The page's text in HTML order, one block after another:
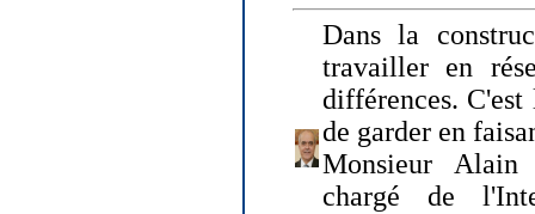
Dans la
travailler en
différences.
de garder en
Monsieur Alain
chargé de